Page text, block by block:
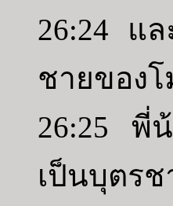
26:24 แ
ชายของ
26:25 พี่
เป็นบุตร